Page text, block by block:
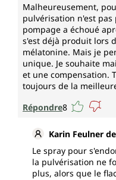
Malheureusement,
pulvérisation n'est pas
pompage a échoué
s'est déjà produit lors
mélatonine. Mais je
unique. Je souhaite
et une compensation.
toujours de la
Répondre8
Karin Feulner
Le spray pour
la pulvérisation ne
plus, alors que le